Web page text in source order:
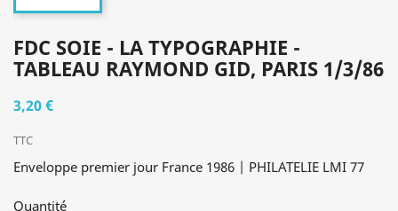
FDC SOIE - LA TYPOGRAPHIE -
TABLEAU RAYMOND GID, PARIS 1/3/86
3,20 €
TTC
Enveloppe premier jour France 1986 | PHILATELIE LMI 77
Quantité